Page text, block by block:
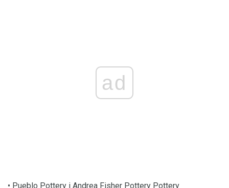
ad
• Pueblo Pottery i Andrea Fisher Pottery Pottery